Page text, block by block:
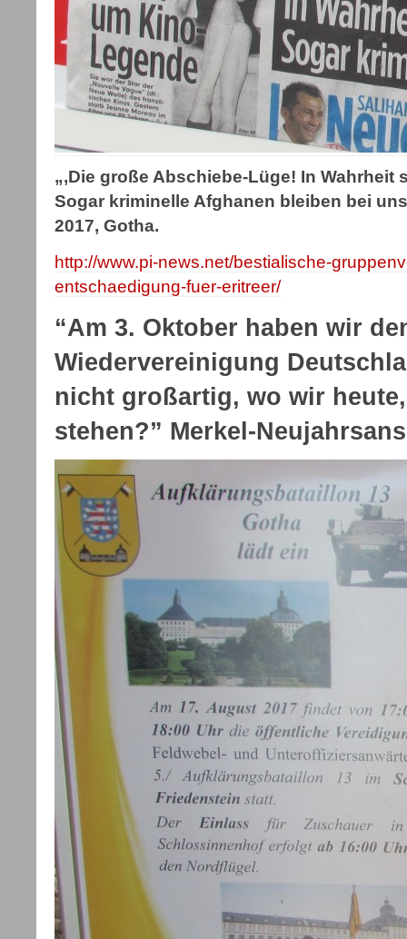
„‚Die große Abschiebe-Lüge! In
Sogar kriminelle Afghanen bleiben bei
2017, Gotha.
http://www.pi-news.net/bestialische-
entschaedigung-fuer-eritreer/
“Am 3. Oktober haben wir
Wiedervereinigung
nicht großartig, wo wir
stehen?” Merkel-